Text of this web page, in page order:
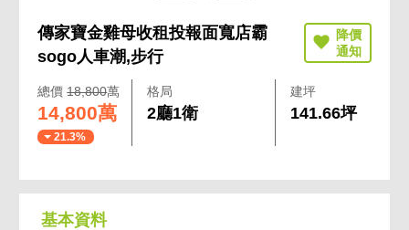
傳家寶金雞母收租投報面寬店霸
sogo人車潮,步行
總價18,800萬
14,800萬
21.3%
格局
2廳1衛
建坪
141.66坪
基本資料